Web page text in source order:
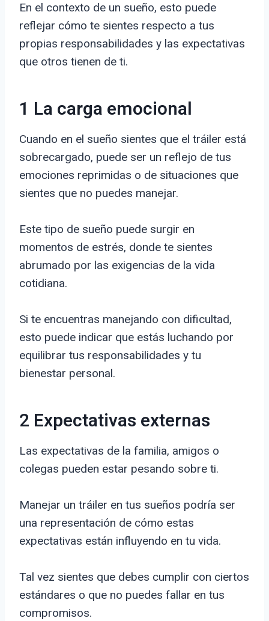
En el contexto de un sueño, esto puede
reflejar cómo te sientes respecto a tus
propias responsabilidades y las expectativas
que otros tienen de ti.
1 La carga emocional
Cuando en el sueño sientes que el tráiler está
sobrecargado, puede ser un reflejo de tus
emociones reprimidas o de situaciones que
sientes que no puedes manejar.
Este tipo de sueño puede surgir en
momentos de estrés, donde te sientes
abrumado por las exigencias de la vida
cotidiana.
Si te encuentras manejando con dificultad,
esto puede indicar que estás luchando por
equilibrar tus responsabilidades y tu
bienestar personal.
2 Expectativas externas
Las expectativas de la familia, amigos o
colegas pueden estar pesando sobre ti.
Manejar un tráiler en tus sueños podría ser
una representación de cómo estas
expectativas están influyendo en tu vida.
Tal vez sientes que debes cumplir con ciertos
estándares o que no puedes fallar en tus
compromisos.